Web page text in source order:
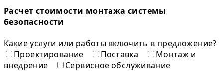
Расчет стоимости монтажа системы
безопасности
Какие услуги или работы включить в предложение?
Проектирование
Поставка
Монтаж и
внедрение
Сервисное обслуживание